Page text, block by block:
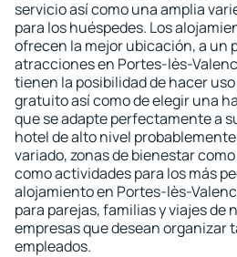
servicio así como una amplia
para los huéspedes. Los
ofrecen la mejor ubicación, a un
atracciones en Portes-lès-
tienen la posibilidad de hacer
gratuito así como de elegir una
que se adapte perfectamente a
hotel de alto nivel
variado, zonas de bienestar
como actividades para los más
alojamiento en Portes-lès-
para parejas, familias y viajes de
empresas que desean organizar
empleados.